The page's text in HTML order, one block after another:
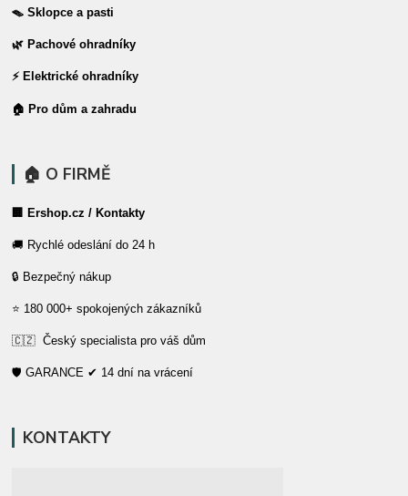
🪤 Sklopce a pasti
🌿 Pachové ohradníky
⚡ Elektrické ohradníky
🏠 Pro dům a zahradu
🏠 O FIRMĚ
🏢 Ershop.cz / Kontakty
🚚 Rychlé odeslání do 24 h
🔒 Bezpečný nákup
⭐ 180 000+ spokojených zákazníků
🇨🇿 Český specialista pro váš dům
🛡️ GARANCE ✔ 14 dní na vrácení
KONTAKTY